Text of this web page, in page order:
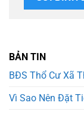
BẢN TIN
BĐS Thổ Cư Xã
Vì Sao Nên Đặt